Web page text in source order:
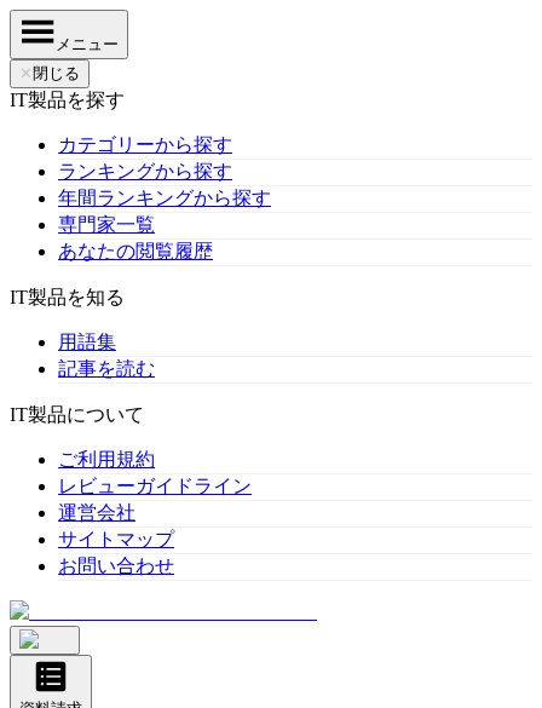
メニュー
✕ 閉じる
IT製品を探す
カテゴリーから探す
ランキングから探す
年間ランキングから探す
専門家一覧
あなたの閲覧履歴
IT製品を知る
用語集
記事を読む
IT製品について
ご利用規約
レビューガイドライン
運営会社
サイトマップ
お問い合わせ